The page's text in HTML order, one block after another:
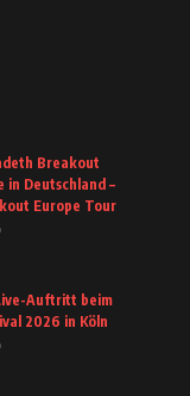
Breakout
in Deutschland –
Europe Tour
Auftritt beim
2026 in Köln